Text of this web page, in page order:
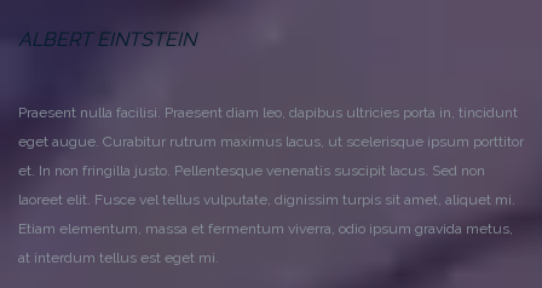
ALBERT EINTSTEIN
Praesent nulla facilisi. Praesent diam leo, dapibus ultricies porta in, tincidunt
eget augue. Curabitur rutrum maximus lacus, ut scelerisque ipsum porttitor
et. In non fringilla justo. Pellentesque venenatis suscipit lacus. Sed non
laoreet elit. Fusce vel tellus vulputate, dignissim turpis sit amet, aliquet mi.
Etiam elementum, massa et fermentum viverra, odio ipsum gravida metus,
at interdum tellus est eget mi.